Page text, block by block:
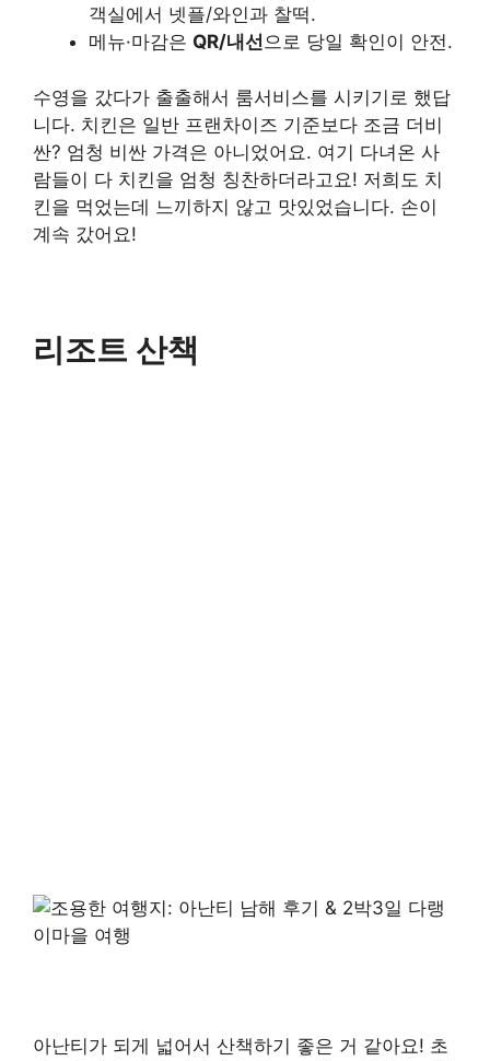
객실에서 넷플/와인과 찰떡.
메뉴·마감은 QR/내선으로 당일 확인이 안전.
수영을 갔다가 출출해서 룸서비스를 시키기로 했답
니다. 치킨은 일반 프랜차이즈 기준보다 조금 더비
싼? 엄청 비싼 가격은 아니었어요. 여기 다녀온 사
람들이 다 치킨을 엄청 칭찬하더라고요! 저희도 치
킨을 먹었는데 느끼하지 않고 맛있었습니다. 손이
계속 갔어요!
리조트 산책
아난티가 되게 넓어서 산책하기 좋은 거 같아요! 초